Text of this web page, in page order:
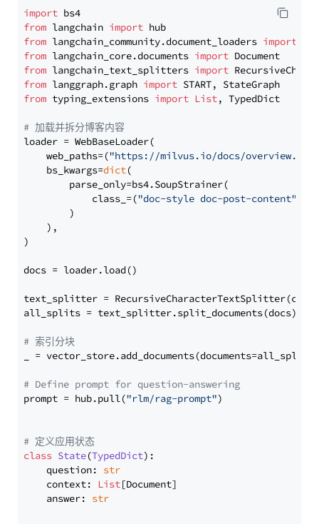
import
from langchain import
from langchain_community.document_loaders import
from langchain_core.documents import
from langchain_text_splitters import
from langgraph.graph import
from typing_extensions import List, TypedDict
# 加载并拆分博客内容
loader = WebBaseLoader(
    web_paths=(
"https://milvus.io/docs/overview.md"
    bs_kwargs=
dict(
        parse_only=bs4.SoupStrainer(
            class_=(
"doc-style doc-post-content"
        )
    ),
)
docs = loader.load()
text_splitter =
all_splits = text_splitter.split_documents(docs)
# 索引分块
_ = vector_store.add_documents(documents=all_splits)
# Define prompt for question-answering
prompt = hub.pull("rlm/rag-prompt")
# 定义应用状态
class State(TypedDict):
    question:
str
    context:
List[Document]
    answer:
str